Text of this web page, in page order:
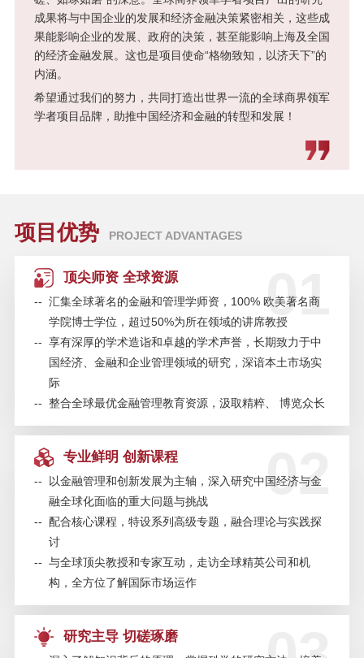
成果将与中国企业的发展和经济金融决策紧密相关，这些成
果能影响企业的发展、政府的决策，甚至能影响上海及全国
的经济金融发展。这也是项目使命“格物致知，以济天下”的
内涵。
希望通过我们的努力，共同打造出世界一流的全球商界领军
学者项目品牌，助推中国经济和金融的转型和发展！
项目优势 PROJECT ADVANTAGES
01
顶尖师资 全球资源
-- 汇集全球著名的金融和管理学师资，100% 欧美著名商
学院博士学位，超过50%为所在领域的讲席教授
-- 享有深厚的学术造诣和卓越的学术声誉，长期致力于中
国经济、金融和企业管理领域的研究，深谙本土市场实
际
-- 整合全球最优金融管理教育资源，汲取精粹、 博览众长
02
专业鲜明 创新课程
--
以金融管理和创新发展为主轴，深入研究中国经济与金
融全球化面临的重大问题与挑战
-- 配合核心课程，特设系列高级专题，融合理论与实践探
讨
-- 与全球顶尖教授和专家互动，走访全球精英公司和机
构，全方位了解国际市场运作
研究主导 切磋琢磨
左手战疫，右手复产：中国经济与
企业如何从“失序”到“有序” | “高金E
讲堂”首场直播
SAIF金融E沙龙 | 开发性金融与经
领袖人才发展战略峰会—10月31日/
上海
SAIF开放课堂 | 中国对冲基金领军
人才课程-11月2日/上海
SAIF金融论坛·南京站 | 新时代金融
科技转型：赋能与创新——10月29
够发挥战略性的重大影响？——
《互惠资本主义》作者分享会
SAIF EMBA/EE 公开课 | 百年大变
局下的中国应对和战略抉择
SAIF金融EMBA/EE招生说明会—8
月24日/上海
SAIF金融论坛·深圳站 | AI时代的金